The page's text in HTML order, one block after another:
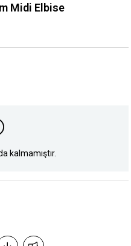
Midi Elbise
kalmamıştır.